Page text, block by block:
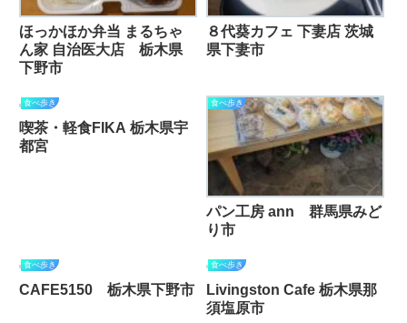
ほっかほか弁当 まるちゃ
ん家 自治医大店 栃木県
下野市
８代葵カフェ 下妻店 茨城
県下妻市
食べ歩き
喫茶・軽食FIKA 栃木県宇
都宮
食べ歩き
パン工房 ann 群馬県みど
り市
食べ歩き
CAFE5150 栃木県下野市
食べ歩き
Livingston Cafe 栃木県那
須塩原市